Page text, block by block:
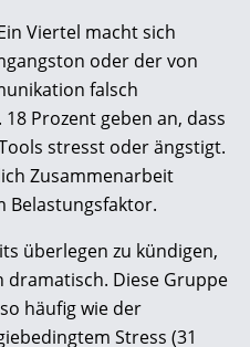
Viertel macht sich
oder der von
falsch
Prozent geben an, dass
stresst oder ängstigt.
Zusammenarbeit
Belastungsfaktor.
überlegen zu kündigen,
Diese Gruppe
häufig wie der
Stress (31